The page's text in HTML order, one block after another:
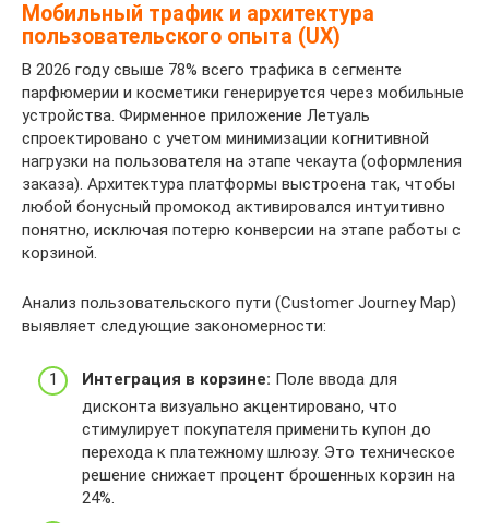
Мобильный трафик и архитектура
пользовательского опыта (UX)
В 2026 году свыше 78% всего трафика в сегменте
парфюмерии и косметики генерируется через мобильные
устройства. Фирменное приложение Летуаль
спроектировано с учетом минимизации когнитивной
нагрузки на пользователя на этапе чекаута (оформления
заказа). Архитектура платформы выстроена так, чтобы
любой бонусный промокод активировался интуитивно
понятно, исключая потерю конверсии на этапе работы с
корзиной.
Анализ пользовательского пути (Customer Journey Map)
выявляет следующие закономерности:
Интеграция в корзине: Поле ввода для
дисконта визуально акцентировано, что
стимулирует покупателя применить купон до
перехода к платежному шлюзу. Это техническое
решение снижает процент брошенных корзин на
24%.